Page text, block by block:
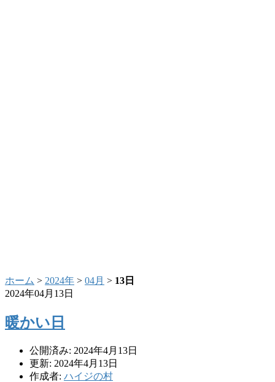
ホーム > 2024年 > 04月 > 13日
2024年04月13日
暖かい日
公開済み: 2024年4月13日
更新: 2024年4月13日
作成者: ハイジの村